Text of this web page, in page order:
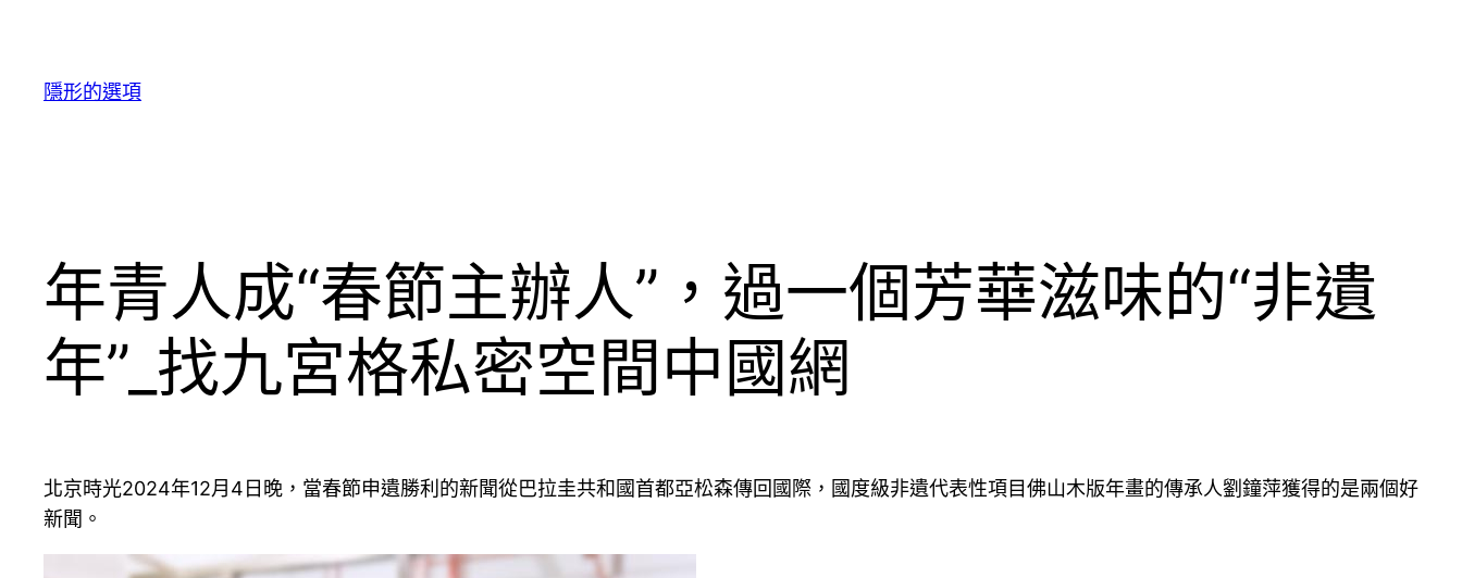
隱形的選項
年青人成“春節主辦人”，過一個芳華滋味的“非遺
年”_找九宮格私密空間中國網
北京時光2024年12月4日晚，當春節申遺勝利的新聞從巴拉圭共和國首都亞松森傳回國際，國度級非遺代表性項目佛山木版年畫的傳承人劉鐘萍獲得的是兩個好
新聞。